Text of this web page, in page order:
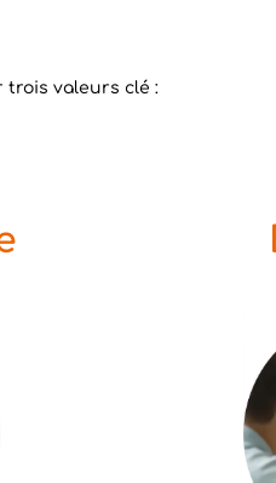
valeurs clé :